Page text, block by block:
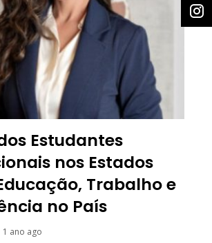
Estudantes
nos Estados
Trabalho e
no País
1 ano ago